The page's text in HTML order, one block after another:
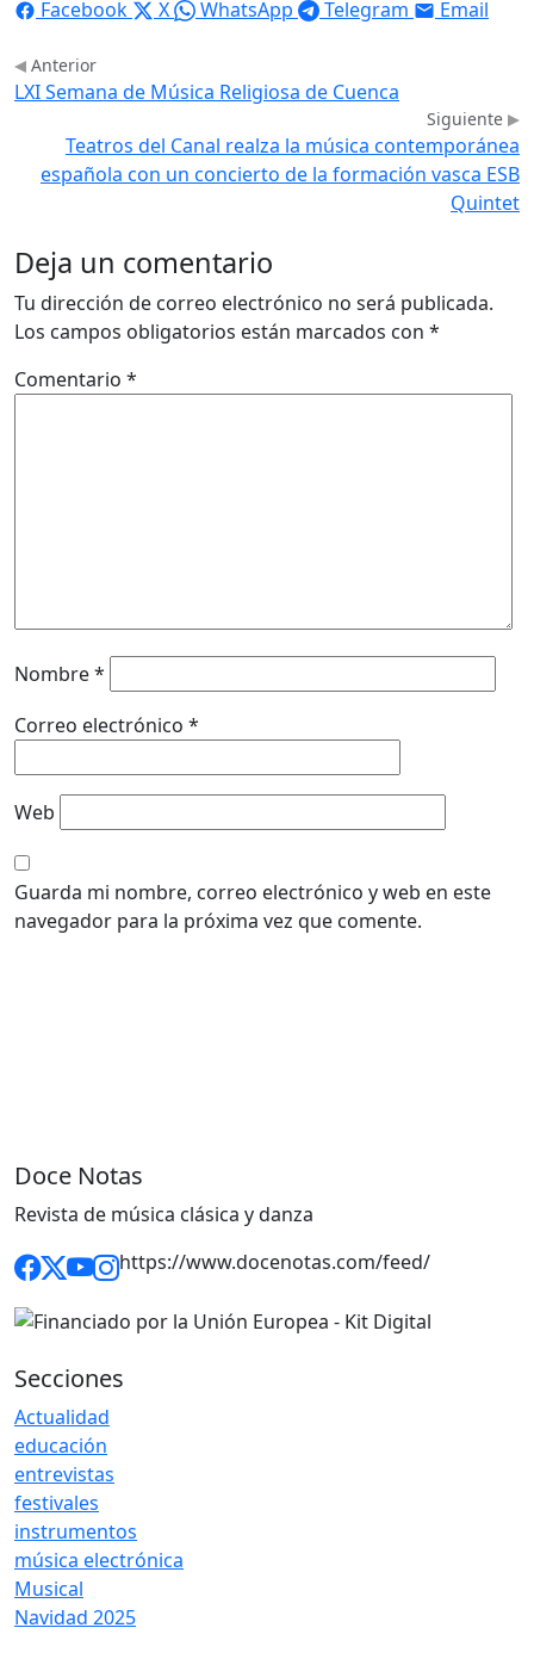
Facebook
X WhatsApp Telegram Email
Anterior
LXI Semana de Música Religiosa de Cuenca
Siguiente
Teatros del Canal realza la música contemporánea
española con un concierto de la formación vasca ESB
Quintet
Deja un comentario
Tu dirección de correo electrónico no será publicada.
Los campos obligatorios están marcados con *
Comentario *
Nombre*
Correo electrónico *
Web
Guarda mi nombre, correo electrónico y web en este
navegador para la próxima vez que comente.
Doce Notas
Revista de música clásica y danza
https://www.docenotas.com/feed/
Secciones
Actualidad
educación
entrevistas
festivales
instrumentos
música electrónica
Musical
Navidad 2025